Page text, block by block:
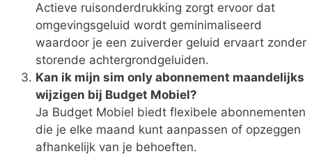
Actieve ruisonderdrukking zorgt ervoor dat
omgevingsgeluid wordt geminimaliseerd
waardoor je een zuiverder geluid ervaart zonder
storende achtergrondgeluiden.
Kan ik mijn sim only abonnement maandelijks
wijzigen bij Budget Mobiel?
Ja Budget Mobiel biedt flexibele abonnementen
die je elke maand kunt aanpassen of opzeggen
afhankelijk van je behoeften.